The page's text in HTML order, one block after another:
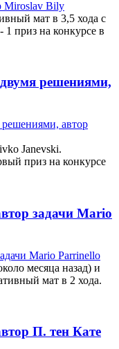
мат в 3,5 хода с
приз на конкурсе в
решениями,
Janevski.
приз на конкурсе
задачи Mario
месяца назад) и
мат в 2 хода.
П. тен Кате